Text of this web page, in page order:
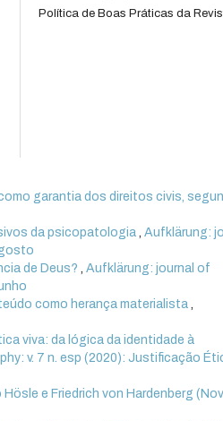
Política de Boas Práticas da
garantia dos direitos civis,
da psicopatologia ,Aufklärung:
de Deus? ,Aufklärung: journal of
como herança materialista
viva: da lógica da identidade à
v. 7 n. esp (2020): Justificação
e Friedrich von Hardenberg